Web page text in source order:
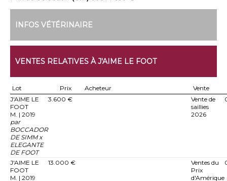
INFOS VÉTÉRINAIRE
VENTES RELATIVES À J'AIME LE FOOT
Lot Prix Acheteur
Vente
J'AIME LE
FOOT
M. | 2019
par
BOCCADOR
DE SIMM x
ELEGANTE
DE FOOT
3.600 €
Vente de
saillies
2026
J'AIME LE
FOOT
M. | 2019
13.000 €
Ventes du
Prix
d'Amérique